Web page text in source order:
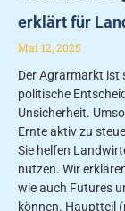
erklärt für
Mai 12, 2025
Der Agrarmarkt ist
politische
Unsicherheit.
Ernte aktiv zu
Sie helfen
nutzen. Wir
wie auch Futures
können. Hauptteil